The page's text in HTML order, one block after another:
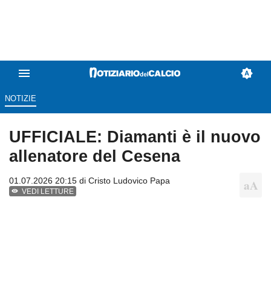
NOTIZIE
UFFICIALE: Diamanti è il nuovo
allenatore del Cesena
01.07.2026 20:15 di Cristo Ludovico Papa
VEDI LETTURE